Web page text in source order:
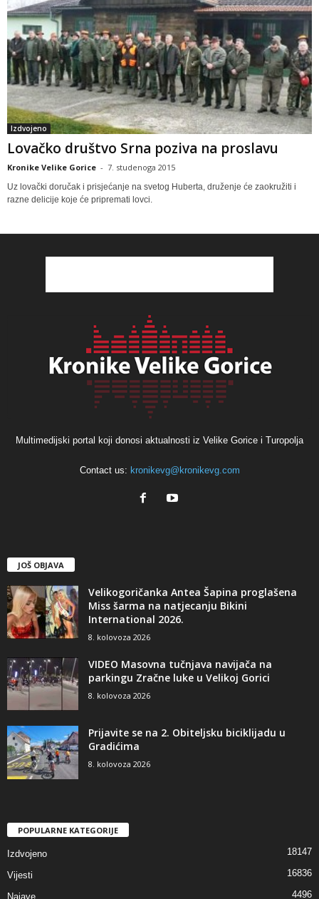
Izdvojeno
Lovačko društvo Srna poziva na proslavu
Kronike Velike Gorice - 7. studenoga 2015
Uz lovački doručak i prisjećanje na svetog Huberta, druženje će zaokružiti i
razne delicije koje će pripremati lovci.
Multimedijski portal koji donosi aktualnosti iz Velike Gorice i Turopolja
Contact us: kronikevg@kronikevg.com
JOŠ OBJAVA
Velikogoričanka Antea Šapina proglašena
Miss šarma na natjecanju Bikini
International 2026.
8. kolovoza 2026
VIDEO Masovna tučnjava navijača na
parkingu Zračne luke u Velikoj Gorici
8. kolovoza 2026
Prijavite se na 2. Obiteljsku biciklijadu u
Gradićima
8. kolovoza 2026
POPULARNE KATEGORIJE
Izdvojeno 18147
Vijesti 16836
Najave 4496